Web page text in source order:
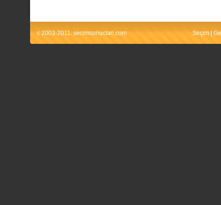
c 2003-2011. secimsonuclari.com Seçim